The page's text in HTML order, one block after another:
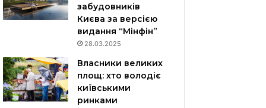
забудовників
Києва за версією
видання “Мінфін”
28.03.2025
Власники великих
площ: хто володіє
київськими
ринками